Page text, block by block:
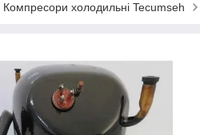
Компресори холодильні Tecumseh